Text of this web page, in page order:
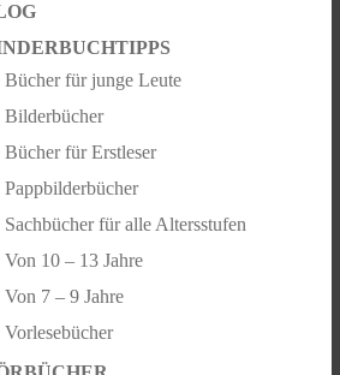
Bücher für junge Leute
Bilderbücher
Bücher für Erstleser
Pappbilderbücher
Sachbücher für alle Altersstufen
Von 10 – 13 Jahre
Von 7 – 9 Jahre
Vorlesebücher